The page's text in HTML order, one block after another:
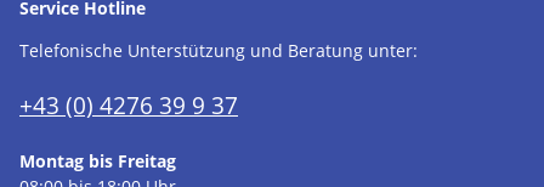
Service Hotline
Telefonische Unterstützung und Beratung unter:
+43 (0) 4276 39 9 37
Montag bis Freitag